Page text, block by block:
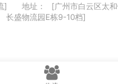
] 地址：
[广州市白云区太
长盛物流园E栋9-10档]